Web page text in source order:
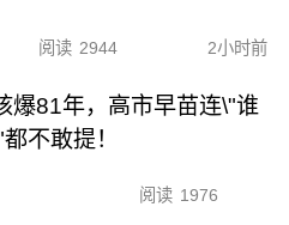
阅读 2944 2小时前
爆81年，高市早苗连\"谁
不敢提！
阅读 1976